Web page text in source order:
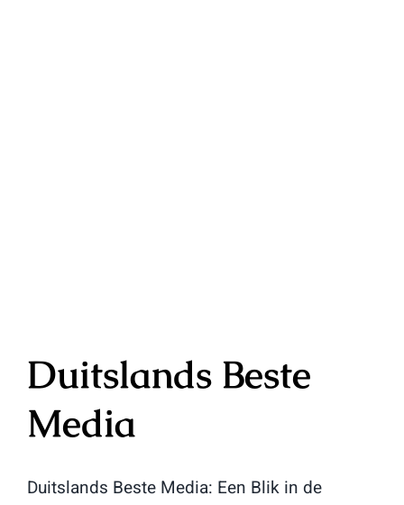
Duitslands Beste
Media
Duitslands Beste Media: Een Blik in de